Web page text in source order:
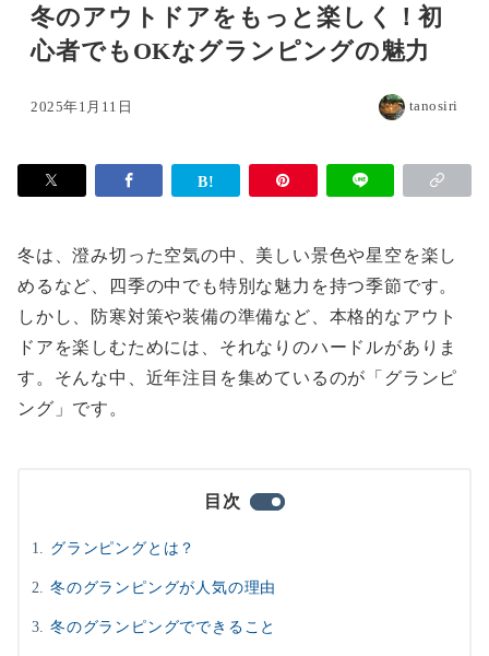
冬のアウトドアをもっと楽しく！初
心者でもOKなグランピングの魅力
2025年1月11日 tanosiri
冬は、澄み切った空気の中、美しい景色や星空を楽し
めるなど、四季の中でも特別な魅力を持つ季節です。
しかし、防寒対策や装備の準備など、本格的なアウト
ドアを楽しむためには、それなりのハードルがありま
す。そんな中、近年注目を集めているのが「グランピ
ング」です。
目次
グランピングとは？
冬のグランピングが人気の理由
冬のグランピングでできること